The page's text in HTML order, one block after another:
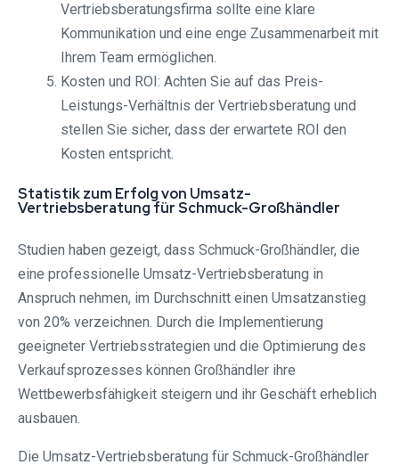
Vertriebsberatungsfirma sollte eine klare
Kommunikation und eine enge Zusammenarbeit mit
Ihrem Team ermöglichen.
Kosten und ROI: Achten Sie auf das Preis-
Leistungs-Verhältnis der Vertriebsberatung und
stellen Sie sicher, dass der erwartete ROI den
Kosten entspricht.
Statistik zum Erfolg von Umsatz-
Vertriebsberatung für Schmuck-Großhändler
Studien haben gezeigt, dass Schmuck-Großhändler, die
eine professionelle Umsatz-Vertriebsberatung in
Anspruch nehmen, im Durchschnitt einen Umsatzanstieg
von 20% verzeichnen. Durch die Implementierung
geeigneter Vertriebsstrategien und die Optimierung des
Verkaufsprozesses können Großhändler ihre
Wettbewerbsfähigkeit steigern und ihr Geschäft erheblich
ausbauen.
Die Umsatz-Vertriebsberatung für Schmuck-Großhändler